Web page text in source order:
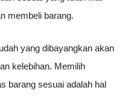
membeli barang.
yang dibayangkan akan
kelebihan. Memilih
barang sesuai adalah hal